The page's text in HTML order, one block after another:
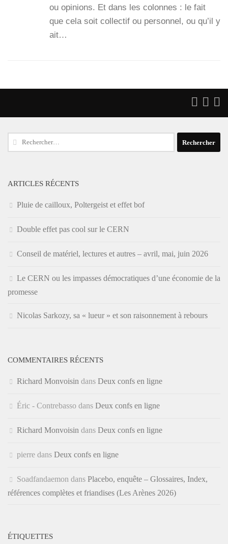
ou opi­nions. Et dans les colonnes : le fait
que cela soit col­lec­tif ou per­son­nel, ou qu’il y
ait…
Rechercher :
ARTICLES RÉCENTS
Pluie de cailloux, Poltergeist et effet bof
Double effet pas cool sur le CERN
Conseil de matériel, lectures et autres – avril, mai, juin 2026
Le CERN ou les impasses démocratiques d’une économie de la
promesse
Nicolas Sarkozy, sa « lueur » et son raisonnement à rebours
COMMENTAIRES RÉCENTS
Richard Monvoisin dans Deux confs en ligne
Éric - Contrebasso dans Deux confs en ligne
Richard Monvoisin dans Deux confs en ligne
pierre dans Deux confs en ligne
Soadfandaemon dans Placebo, enquête – Glossaires, Index,
références complètes et friandises (Les Arènes 2026)
ÉTIQUETTES